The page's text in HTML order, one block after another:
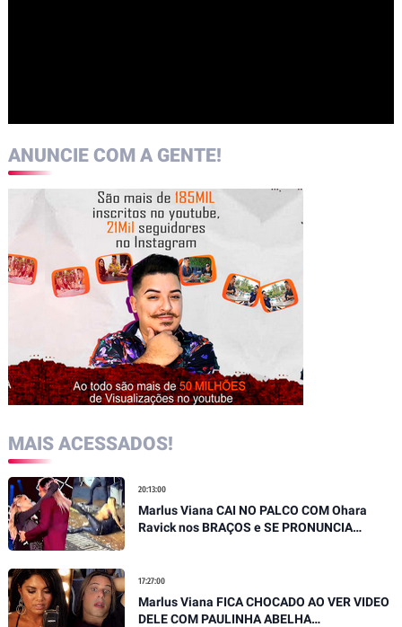
ANUNCIE COM A GENTE!
MAIS ACESSADOS!
20:13:00
Marlus Viana CAI NO PALCO COM Ohara
Ravick nos BRAÇOS e SE PRONUNCIA
17:27:00
Marlus Viana FICA CHOCADO AO VER VIDEO
DELE COM PAULINHA ABELHA